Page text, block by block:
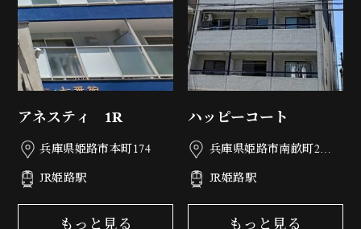
アネスティ 1R
兵庫県姫路市本町174
JR姫路駅
もっと見る
ハッピーコート
兵庫県姫路市南畝町2丁
JR姫路駅
もっと見る